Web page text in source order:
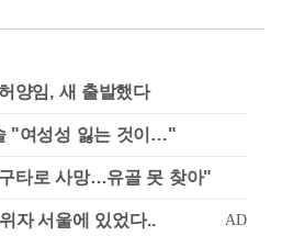
양임, 새 출발했다
"여성성 잃는 것이…"
타로 사망…유골 못 찾아"